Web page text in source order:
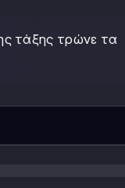
τάξης τρώνε τα